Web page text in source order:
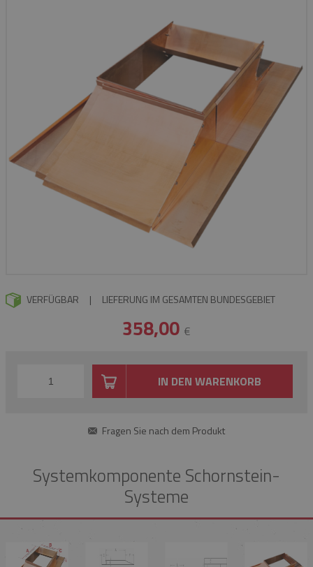
VERFÜGBAR | LIEFERUNG IM GESAMTEN BUNDESGEBIET
358,00 €
IN DEN WARENKORB
Fragen Sie nach dem Produkt
Systemkomponente Schornstein-
Systeme